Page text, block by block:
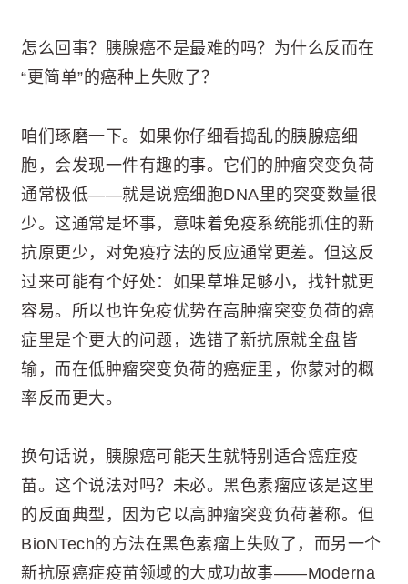
怎么回事？胰腺癌不是最难的吗？为什么反而在
“更简单”的癌种上失败了？
咱们琢磨一下。如果你仔细看捣乱的胰腺癌细
胞，会发现一件有趣的事。它们的肿瘤突变负荷
通常极低——就是说癌细胞DNA里的突变数量很
少。这通常是坏事，意味着免疫系统能抓住的新
抗原更少，对免疫疗法的反应通常更差。但这反
过来可能有个好处：如果草堆足够小，找针就更
容易。所以也许免疫优势在高肿瘤突变负荷的癌
症里是个更大的问题，选错了新抗原就全盘皆
输，而在低肿瘤突变负荷的癌症里，你蒙对的概
率反而更大。
换句话说，胰腺癌可能天生就特别适合癌症疫
苗。这个说法对吗？未必。黑色素瘤应该是这里
的反面典型，因为它以高肿瘤突变负荷著称。但
BioNTech的方法在黑色素瘤上失败了，而另一个
新抗原癌症疫苗领域的大成功故事——Moderna